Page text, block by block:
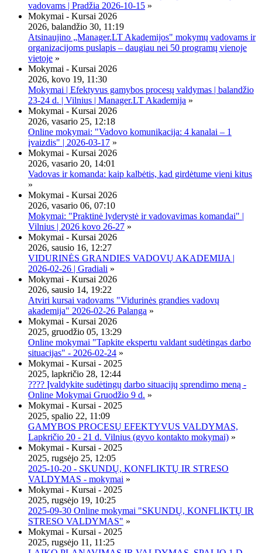
vadovams | Pradžia 2026-10-15 »
Mokymai - Kursai 2026
2026, balandžio 30, 11:19
Atsinaujino „Manager.LT Akademijos" mokymų vadovams ir
organizacijoms puslapis – daugiau nei 50 programų vienoje
vietoje »
Mokymai - Kursai 2026
2026, kovo 19, 11:30
Mokymai | Efektyvus gamybos procesų valdymas | balandžio
23-24 d. | Vilnius | Manager.LT Akademija »
Mokymai - Kursai 2026
2026, vasario 25, 12:18
Online mokymai: "Vadovo komunikacija: 4 kanalai – 1
įvaizdis" | 2026-03-17 »
Mokymai - Kursai 2026
2026, vasario 20, 14:01
Vadovas ir komanda: kaip kalbėtis, kad girdėtume vieni kitus
»
Mokymai - Kursai 2026
2026, vasario 06, 07:10
Mokymai: "Praktinė lyderystė ir vadovavimas komandai" |
Vilnius | 2026 kovo 26-27 »
Mokymai - Kursai 2026
2026, sausio 16, 12:27
VIDURINĖS GRANDIES VADOVŲ AKADEMIJA |
2026-02-26 | Gradiali »
Mokymai - Kursai 2026
2026, sausio 14, 19:22
Atviri kursai vadovams "Vidurinės grandies vadovų
akademija" 2026-02-26 Palanga »
Mokymai - Kursai 2026
2025, gruodžio 05, 13:29
Online mokymai "Tapkite ekspertu valdant sudėtingas darbo
situacijas" - 2026-02-24 »
Mokymai - Kursai - 2025
2025, lapkričio 28, 12:44
???? Įvaldykite sudėtingų darbo situacijų sprendimo meną -
Online Mokymai Gruodžio 9 d. »
Mokymai - Kursai - 2025
2025, spalio 22, 11:09
GAMYBOS PROCESŲ EFEKTYVUS VALDYMAS,
Lapkričio 20 - 21 d. Vilnius (gyvo kontakto mokymai) »
Mokymai - Kursai - 2025
2025, rugsėjo 25, 12:05
2025-10-20 - SKUNDŲ, KONFLIKTŲ IR STRESO
VALDYMAS - mokymai »
Mokymai - Kursai - 2025
2025, rugsėjo 19, 10:25
2025-09-30 Online mokymai "SKUNDŲ, KONFLIKTŲ IR
STRESO VALDYMAS" »
Mokymai - Kursai - 2025
2025, rugsėjo 11, 11:25